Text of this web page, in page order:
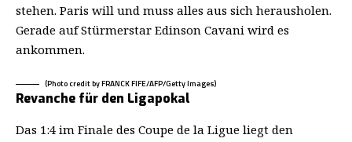
stehen. Paris will und muss alles aus sich herausholen.
Gerade auf Stürmerstar Edinson Cavani wird es
ankommen.
(Photo credit by FRANCK FIFE/AFP/Getty Images)
Revanche für den Ligapokal
Das 1:4 im Finale des Coupe de la Ligue liegt den